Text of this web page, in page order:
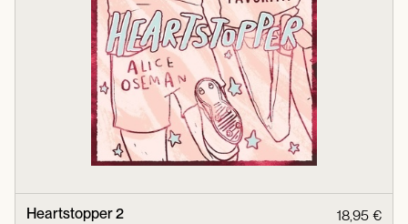
Heartstopper 2 18,95 €